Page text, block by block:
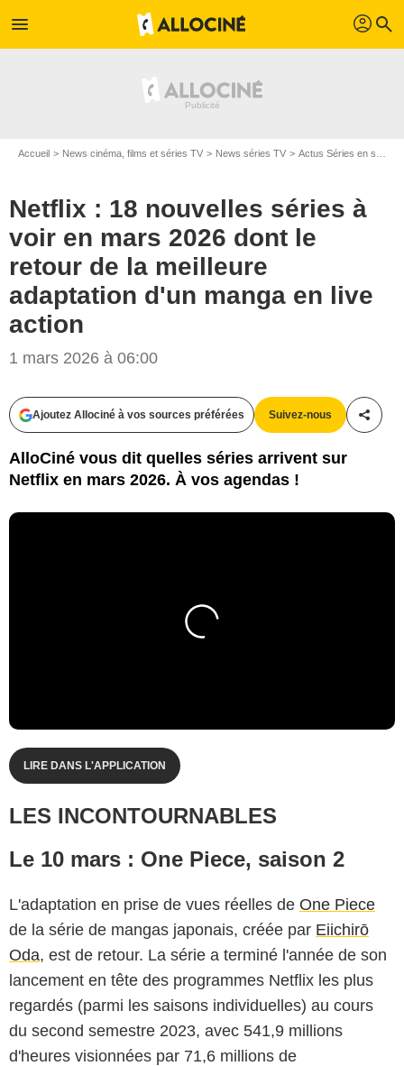
menu profil search
Accueil News cinéma, films et séries TV News séries TV Actus Séries en streaming
Netflix : 18 nouvelles séries à
voir en mars 2026 dont le
retour de la meilleure
adaptation d'un manga en live
action
1 mars 2026 à 06:00
Ajoutez Allociné à vos sources préférées Suivez-nous
AlloCiné vous dit quelles séries arrivent sur
Netflix en mars 2026. À vos agendas !
LIRE DANS L'APPLICATION
LES INCONTOURNABLES
Le 10 mars : One Piece, saison 2
L'adaptation en prise de vues réelles de One Piece
de la série de mangas japonais, créée par Eiichirō
Oda, est de retour. La série a terminé l'année de son
lancement en tête des programmes Netflix les plus
regardés (parmi les saisons individuelles) au cours
du second semestre 2023, avec 541,9 millions
d'heures visionnées par 71,6 millions de